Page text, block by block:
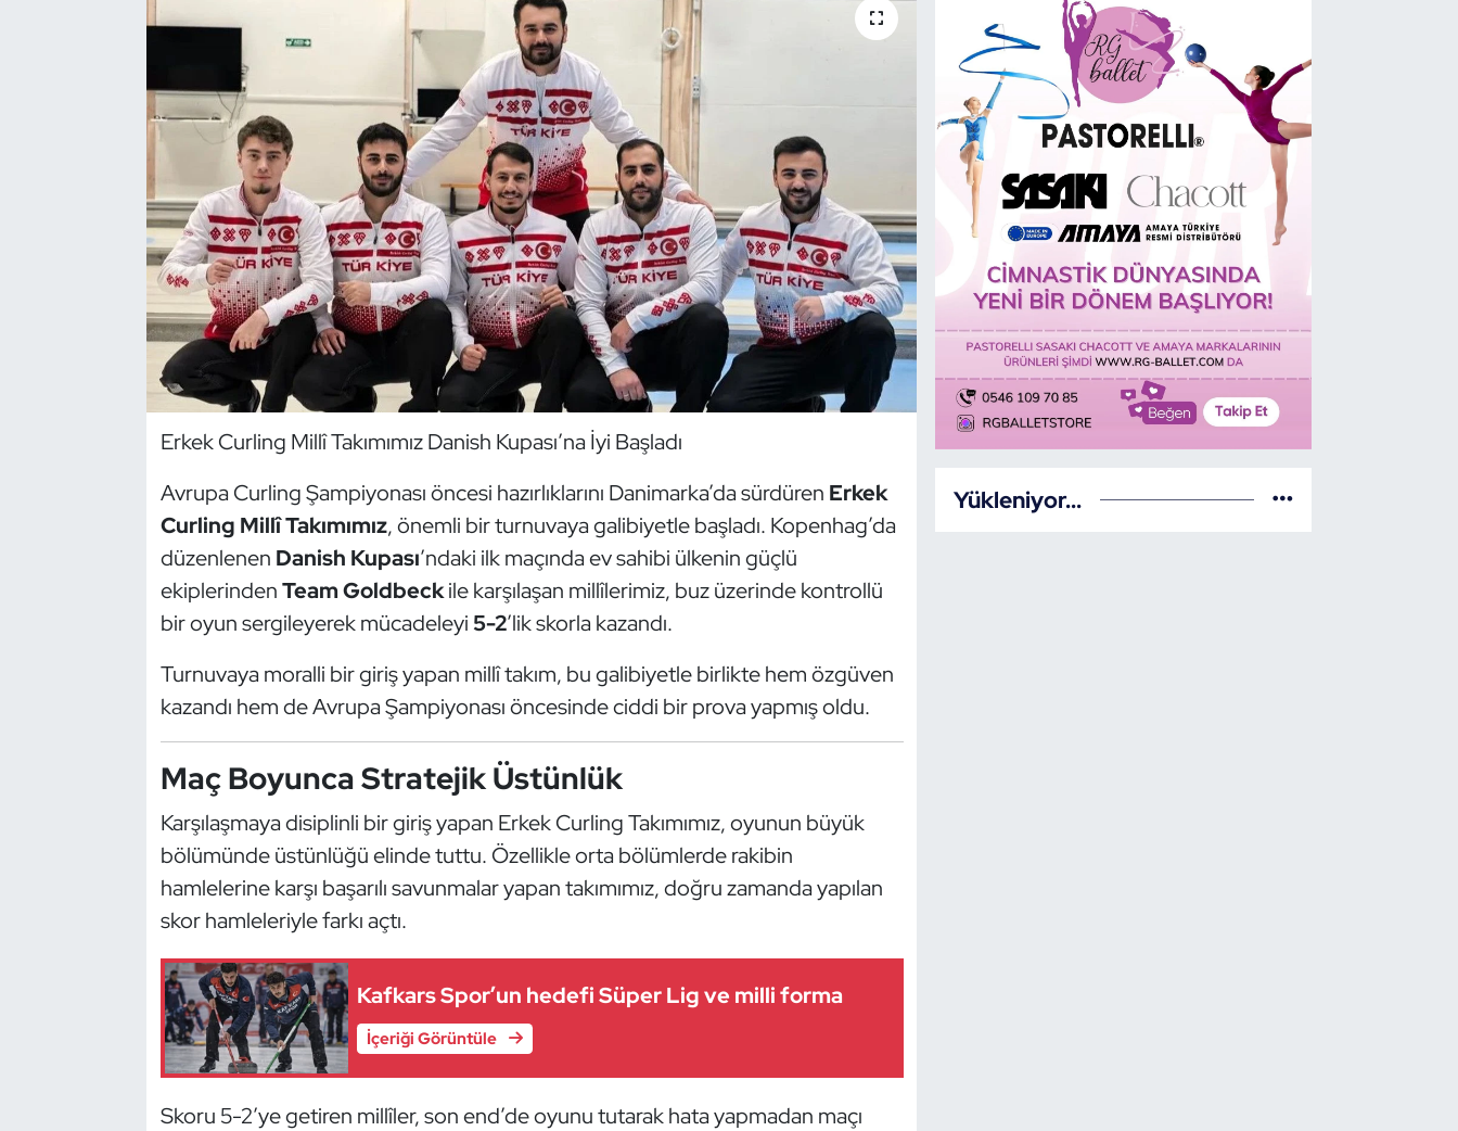
Erkek Curling Millî Takımımız Danish Kupası’na İyi Başladı
Avrupa Curling Şampiyonası öncesi hazırlıklarını Danimarka’da sürdüren Erkek
Curling Millî Takımımız, önemli bir turnuvaya galibiyetle başladı. Kopenhag’da
düzenlenen Danish Kupası’ndaki ilk maçında ev sahibi ülkenin güçlü
ekiplerindenTeam Goldbeckile karşılaşan millîlerimiz, buz üzerinde kontrollü
bir oyun sergileyerek mücadeleyi 5-2’lik skorla kazandı.
Turnuvaya moralli bir giriş yapan millî takım, bu galibiyetle birlikte hem özgüven
kazandı hem de Avrupa Şampiyonası öncesinde ciddi bir prova yapmış oldu.
Maç Boyunca Stratejik Üstünlük
Karşılaşmaya disiplinli bir giriş yapan Erkek Curling Takımımız, oyunun büyük
bölümünde üstünlüğü elinde tuttu. Özellikle orta bölümlerde rakibin
hamlelerine karşı başarılı savunmalar yapan takımımız, doğru zamanda yapılan
skor hamleleriyle farkı açtı.
Kafkars Spor’un hedefi Süper Lig ve milli forma
İçeriği Görüntüle
Skoru 5-2’ye getiren millîler, son end’de oyunu tutarak hata yapmadan maçı
Yükleniyor...
Buz Pateni
Çim Hokeyi
Dans Sporları
Dövüş Sanatı
Hava Sporları
İşitme Engelli Sporcular
Judo ve Kuraş
Kano ve Rafting